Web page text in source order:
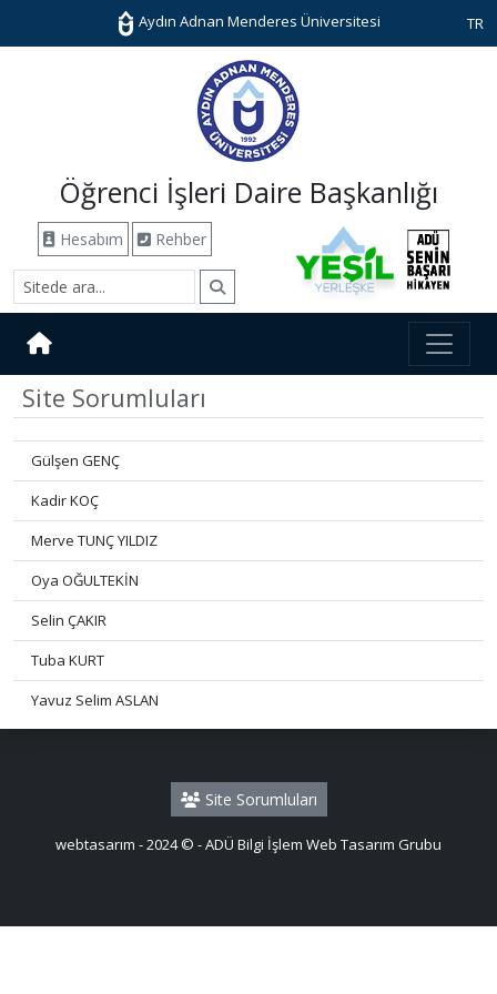
Aydın Adnan Menderes Üniversitesi TR
Öğrenci İşleri Daire Başkanlığı
Hesabım Rehber
Site Sorumluları
Gülşen GENÇ
Kadir KOÇ
Merve TUNÇ YILDIZ
Oya OĞULTEKİN
Selin ÇAKIR
Tuba KURT
Yavuz Selim ASLAN
Site Sorumluları
webtasarım - 2024 © - ADÜ Bilgi İşlem Web Tasarım Grubu